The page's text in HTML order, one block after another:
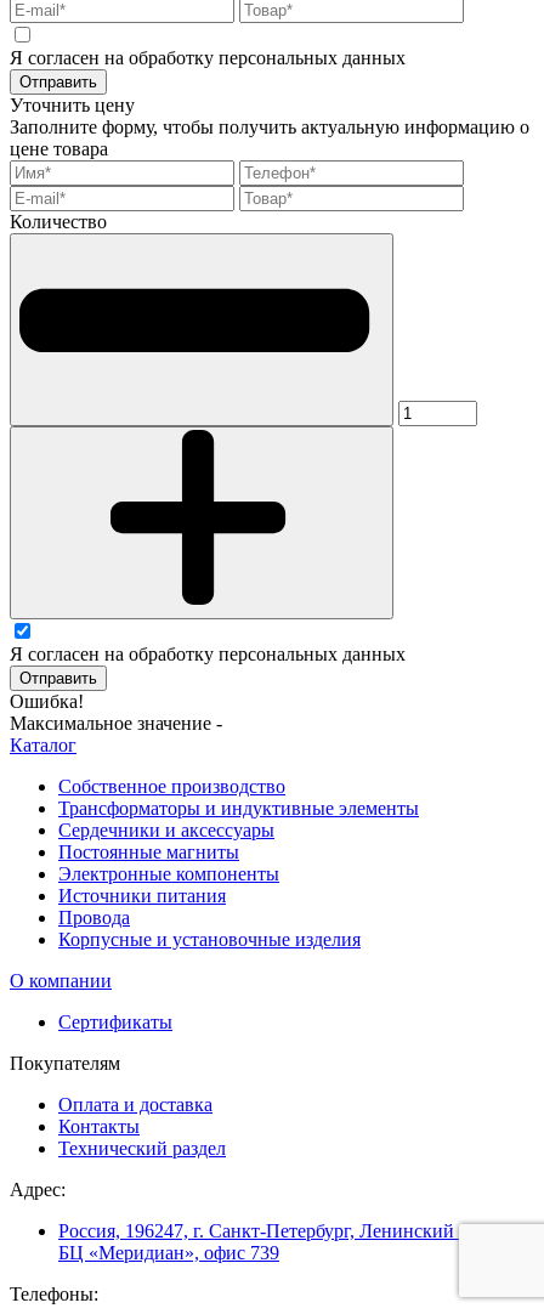
Я согласен на обработку персональных данных
Отправить
Уточнить цену
Заполните форму, чтобы получить актуальную информацию о
цене товара
Количество
Я согласен на обработку персональных данных
Отправить
Ошибка!
Максимальное значение -
Каталог
Собственное производство
Трансформаторы и индуктивные элементы
Сердечники и аксессуары
Постоянные магниты
Электронные компоненты
Источники питания
Провода
Корпусные и установочные изделия
О компании
Сертификаты
Покупателям
Оплата и доставка
Контакты
Технический раздел
Адрес:
Россия, 196247, г. Санкт-Петербург, Ленинский пр. 160,
БЦ «Меридиан», офис 739
Телефоны: